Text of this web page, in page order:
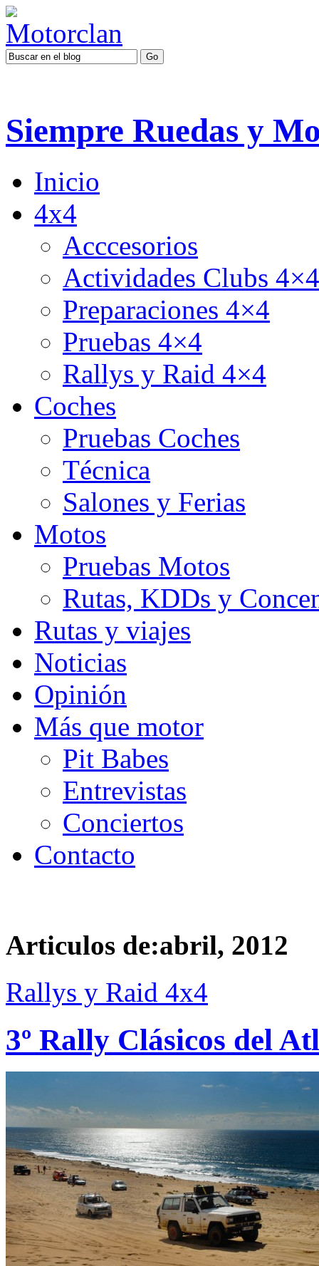
Siempre Ruedas y
Inicio
4x4
Acccesorios
Actividades Clubs 4×4
Preparaciones 4×4
Pruebas 4×4
Rallys y Raid 4×4
Coches
Pruebas Coches
Técnica
Salones y Ferias
Motos
Pruebas Motos
Rutas, KDDs y
Rutas y viajes
Noticias
Opinión
Más que motor
Pit Babes
Entrevistas
Conciertos
Contacto
Articulos de:abril, 2012
Rallys y Raid 4x4
3º Rally Clásicos del